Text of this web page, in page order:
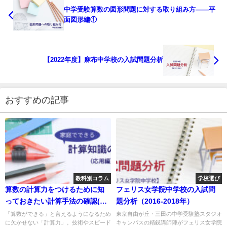
中学受験算数の図形問題に対する取り組み方――平
面図形編①
【2022年度】麻布中学校の入試問題分析
おすすめの記事
教科別コラム
算数の計算力をつけるために知
っておきたい計算手法の確認(応
用編)
「算数ができる」と言えるようになるため
に欠かせない「計算力」。技術やスピード
学校選び
フェリス女学院中学校の入試問
題分析（2016-2018年）
東京自由が丘・三田の中学受験塾スタジオ
キャンパスの精鋭講師陣がフェリス女学院